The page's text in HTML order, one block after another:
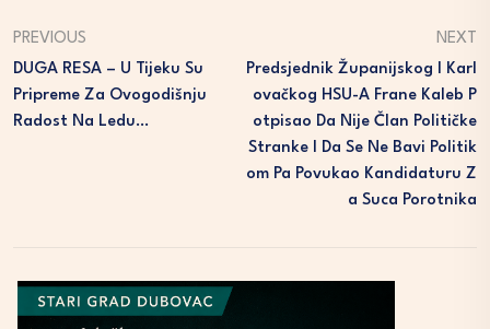
PREVIOUS
DUGA RESA – U Tijeku Su
Pripreme Za Ovogodišnju
Radost Na Ledu…
NEXT
Predsjednik Županijskog I Karl
Ovačkog HSU-A Frane Kaleb P
Otpisao Da Nije Član Političke
Stranke I Da Se Ne Bavi Politik
Om Pa Povukao Kandidaturu Z
A Suca Porotnika